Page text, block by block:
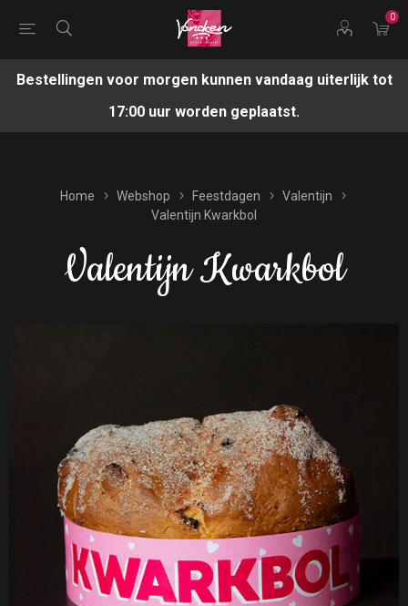
0
Bestellingen voor morgen kunnen vandaag uiterlijk tot
17:00 uur worden geplaatst.
Home Webshop Feestdagen
Valentijn
Valentijn Kwarkbol
Valentijn Kwarkbol